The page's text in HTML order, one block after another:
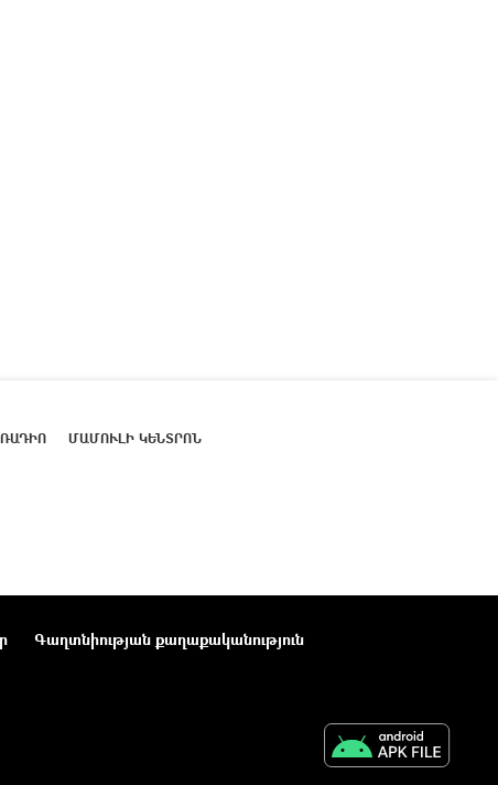
ՌԱԴԻՈ ՄԱՄՈՒԼԻ ԿԵՆՏՐՈՆ
Գաղտնիության քաղաքականություն